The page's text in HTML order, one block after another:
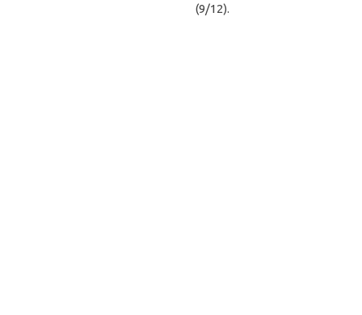
(9/12).